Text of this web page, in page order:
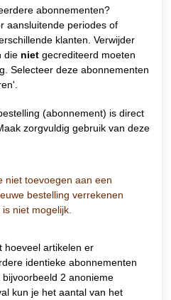
abonnementen?
aansluitende periodes of
klanten. Verwijder
die niet gecrediteerd moeten
Selecteer deze abonnementen
(abonnement) is direct
zorgvuldig gebruik van deze
niet toevoegen aan een
bestelling verrekenen
niet mogelijk.
hoeveel artikelen er
identieke abonnementen
2 anonieme
kun je het aantal van het